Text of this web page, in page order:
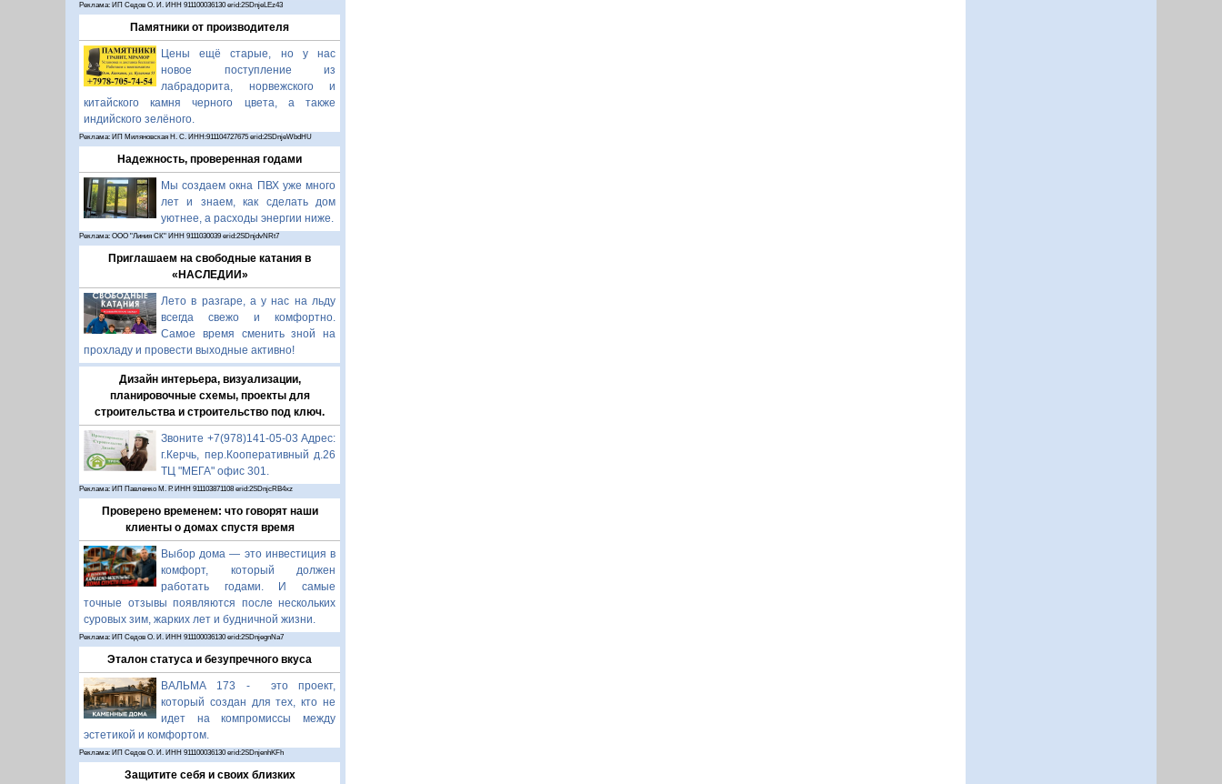
Реклама: ИП Седов О. И. ИНН 911100036130 erid:2SDnjeLEz43
Памятники от производителя
Цены ещё старые, но у нас
новое поступление из
лабрадорита, норвежского и
китайского камня черного цвета, а также
индийского зелёного.
Реклама: ИП Миляновская Н. С. ИНН:911104727675 erid:2SDnjeWbdHU
Надежность, проверенная годами
Мы создаем окна ПВХ уже много
лет и знаем, как сделать дом
уютнее, а расходы энергии ниже.
Реклама: ООО "Линия СК" ИНН 9111030039 erid:2SDnjdvNRt7
Приглашаем на свободные катания в
«НАСЛЕДИИ»
Лето в разгаре, а у нас на льду
всегда свежо и комфортно.
Самое время сменить зной на
прохладу и провести выходные активно!
Дизайн интерьера, визуализации,
планировочные схемы, проекты для
строительства и строительство под ключ.
Звоните +7(978)141-05-03 Адрес:
г.Керчь, пер.Кооперативный д.26
ТЦ "МЕГА" офис 301.
Реклама: ИП Павленко М. Р. ИНН 911103871108 erid:2SDnjcRB4xz
Проверено временем: что говорят наши
клиенты о домах спустя время
Выбор дома — это инвестиция в
комфорт, который должен
работать годами. И самые
точные отзывы появляются после нескольких
суровых зим, жарких лет и будничной жизни.
Реклама: ИП Седов О. И. ИНН 911100036130 erid:2SDnjegnNa7
Эталон статуса и безупречного вкуса
ВАЛЬМА 173 - это проект,
который создан для тех, кто не
идет на компромиссы между
эстетикой и комфортом.
Реклама: ИП Седов О. И. ИНН 911100036130 erid:2SDnjenhKFh
Защитите себя и своих близких